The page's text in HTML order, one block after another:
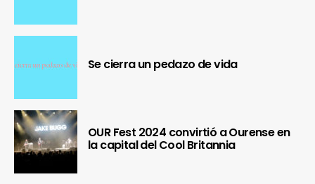
Se cierra un pedazo de vida
OUR Fest 2024 convirtió a Ourense en
la capital del Cool Britannia